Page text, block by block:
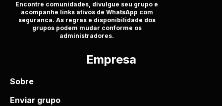
Encontre comunidades, divulgue seu grupo e
acompanhe links ativos de WhatsApp com
seguranca. As regras e disponibilidade dos
grupos podem mudar conforme os
administradores.
Empresa
Sobre
Enviar grupo